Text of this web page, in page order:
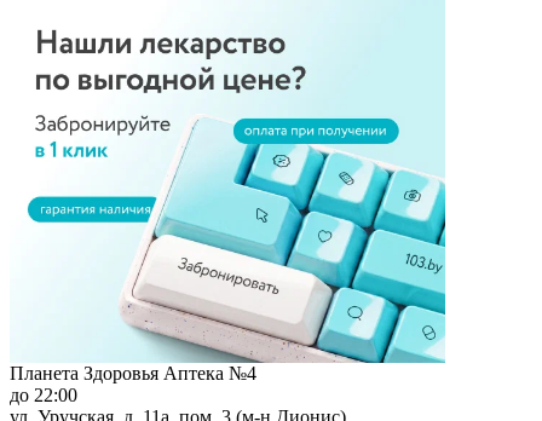
Планета Здоровья Аптека №4
до 22:00
ул. Уручская, д. 11а, пом. 3 (м-н Дионис)